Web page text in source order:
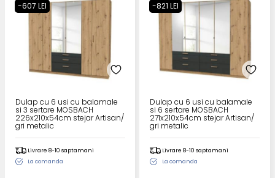
-607 LEI
Dulap cu 6 usi cu balamale
si 3 sertare MOSBACH
226x210x54cm stejar Artisan/
gri metalic
Livrare 8-10 saptamani
La comanda
-821 LEI
Dulap cu 6 usi cu balamale
si 6 sertare MOSBACH
271x210x54cm stejar Artisan/
gri metalic
Livrare 8-10 saptamani
La comanda